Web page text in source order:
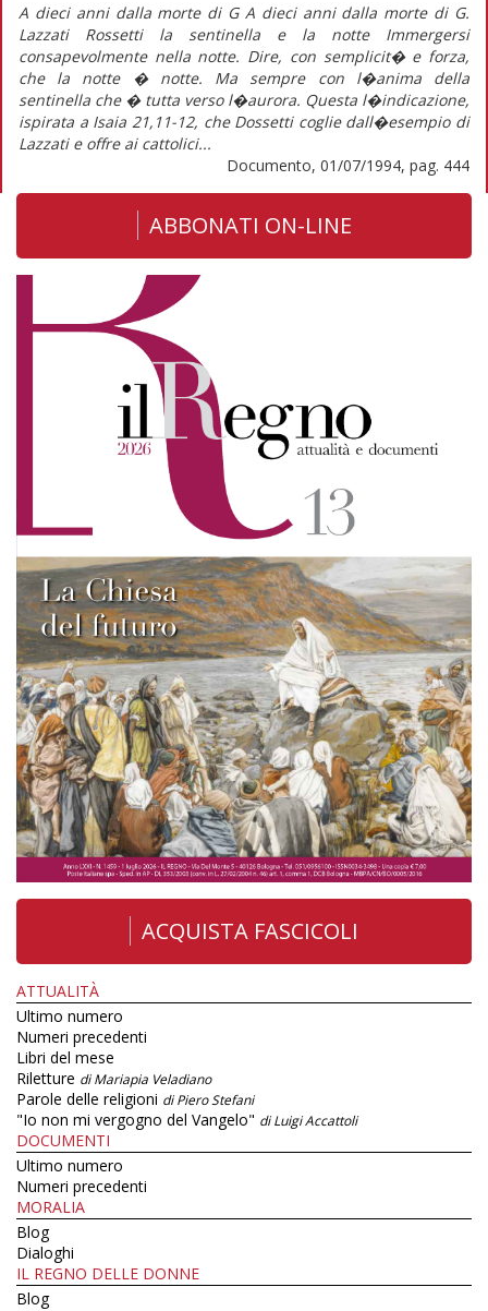
A dieci anni dalla morte di G A dieci anni dalla morte di G.
Lazzati Rossetti la sentinella e la notte Immergersi
consapevolmente nella notte. Dire, con semplicit� e forza,
che la notte � notte. Ma sempre con l�anima della
sentinella che � tutta verso l�aurora. Questa l�indicazione,
ispirata a Isaia 21,11-12, che Dossetti coglie dall�esempio di
Lazzati e offre ai cattolici...
Documento, 01/07/1994, pag. 444
ABBONATI ON-LINE
ACQUISTA FASCICOLI
ATTUALITÀ
Ultimo numero
Numeri precedenti
Libri del mese
Riletture di Mariapia Veladiano
Parole delle religioni di Piero Stefani
"Io non mi vergogno del Vangelo" di Luigi Accattoli
DOCUMENTI
Ultimo numero
Numeri precedenti
MORALIA
Blog
Dialoghi
IL REGNO DELLE DONNE
Blog